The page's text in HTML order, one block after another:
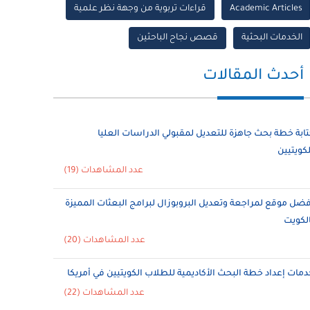
Academic Articles قراءات تربوية من وجهة نظر علمية
الخدمات البحثية قصص نجاح الباحثين
أحدث المقالات
خطة بحث جاهزة للتعديل لمقبولي الدراسات العليا
عدد المشاهدات (19)
موقع لمراجعة وتعديل البروبوزال لبرامج البعثات المميزة
عدد المشاهدات (20)
إعداد خطة البحث الأكاديمية للطلاب الكويتيين في أمريكا
عدد المشاهدات (22)